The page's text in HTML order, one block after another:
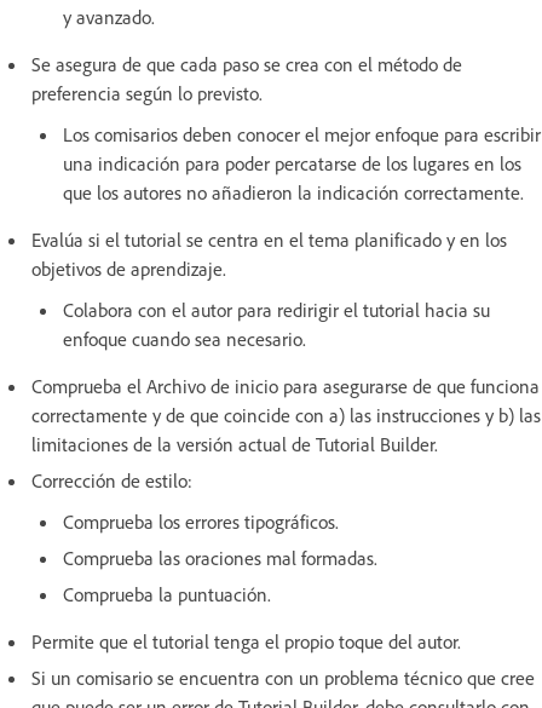
y avanzado.
Se asegura de que cada paso se crea con el método de
preferencia según lo previsto.
Los comisarios deben conocer el mejor enfoque para escribir
una indicación para poder percatarse de los lugares en los
que los autores no añadieron la indicación correctamente.
Evalúa si el tutorial se centra en el tema planificado y en los
objetivos de aprendizaje.
Colabora con el autor para redirigir el tutorial hacia su
enfoque cuando sea necesario.
Comprueba el Archivo de inicio para asegurarse de que funciona
correctamente y de que coincide con a) las instrucciones y b) las
limitaciones de la versión actual de Tutorial Builder.
Corrección de estilo:
Comprueba los errores tipográficos.
Comprueba las oraciones mal formadas.
Comprueba la puntuación.
Permite que el tutorial tenga el propio toque del autor.
Si un comisario se encuentra con un problema técnico que cree